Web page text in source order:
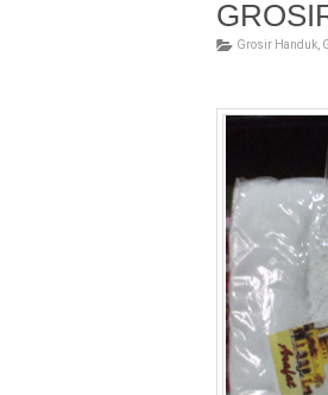
Grosir Handuk